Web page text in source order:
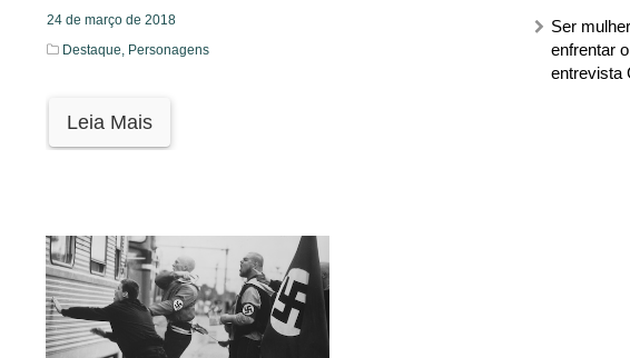
Ser
enfrentar
entrevista
24 de março de 2018
Destaque, Personagens
Leia Mais